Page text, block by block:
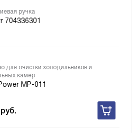
ручка
704336301
для очистки холодильников и
камер
MP-011
руб.